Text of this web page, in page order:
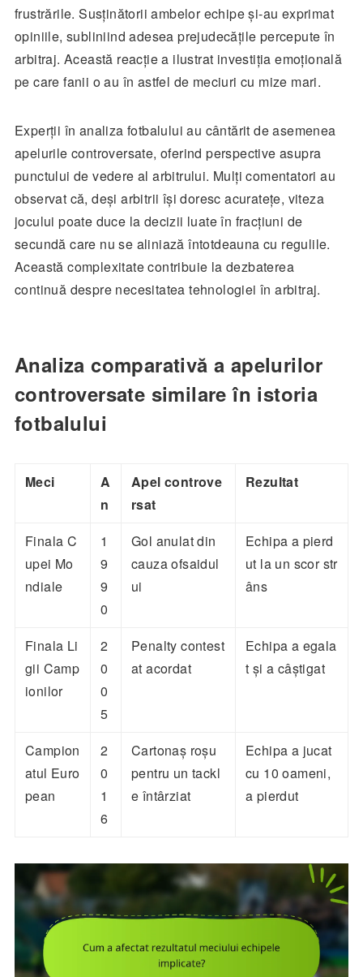
frustrările. Susținătorii ambelor echipe și-au exprimat
opiniile, subliniind adesea prejudecățile percepute în
arbitraj. Această reacție a ilustrat investiția emoțională
pe care fanii o au în astfel de meciuri cu mize mari.
Experții în analiza fotbalului au cântărit de asemenea
apelurile controversate, oferind perspective asupra
punctului de vedere al arbitrului. Mulți comentatori au
observat că, deși arbitrii își doresc acuratețe, viteza
jocului poate duce la decizii luate în fracțiuni de
secundă care nu se aliniază întotdeauna cu regulile.
Această complexitate contribuie la dezbaterea
continuă despre necesitatea tehnologiei în arbitraj.
Analiza comparativă a apelurilor
controversate similare în istoria
fotbalului
Meci
A
n
Apel controve
rsat
Rezultat
Finala C
upei Mo
ndiale
1
9
9
0
Gol anulat din
cauza ofsaidul
ui
Echipa a pierd
ut la un scor str
âns
Finala Li
gii Camp
ionilor
2
0
0
5
Penalty contest
at acordat
Echipa a egala
t și a câștigat
Campion
atul Euro
pean
2
0
1
6
Cartonaș roșu
pentru un tackl
e întârziat
Echipa a jucat
cu 10 oameni,
a pierdut